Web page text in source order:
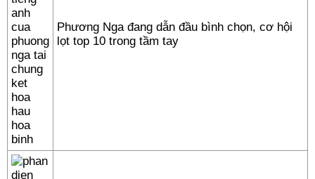
Phương Nga đang dẫn đầu bình chọn, cơ hội
lọt top 10 trong tầm tay